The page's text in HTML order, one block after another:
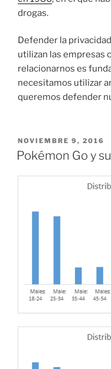
drogas.
Defender la
utilizan las empresas
relacionarnos es
necesitamos utilizar
queremos defender
PUBLICADO
EL
NOVIEMBRE 9, 2016
Pokémon Go y